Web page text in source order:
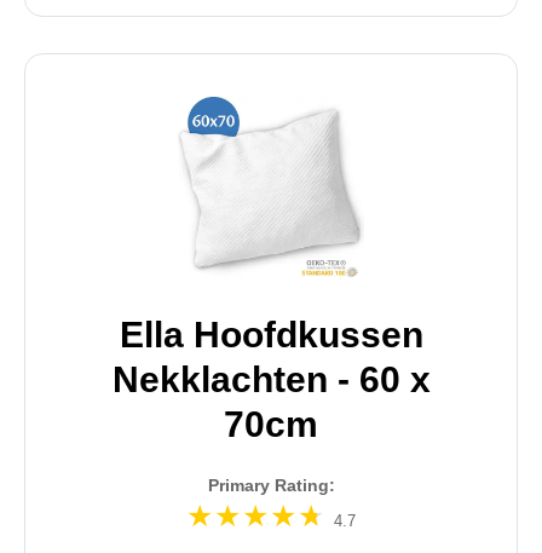
Ella Hoofdkussen
Nekklachten - 60 x
70cm
Primary Rating:
4.7